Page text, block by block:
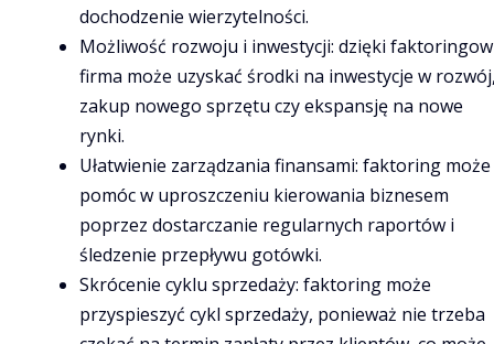
dochodzenie wierzytelności.
Możliwość rozwoju i inwestycji: dzięki
firma może uzyskać środki na inwestycje w
zakup nowego sprzętu czy ekspansję na nowe
rynki.
Ułatwienie zarządzania finansami: faktoring może
pomóc w uproszczeniu kierowania biznesem
poprzez dostarczanie regularnych raportów i
śledzenie przepływu gotówki.
Skrócenie cyklu sprzedaży: faktoring może
przyspieszyć cykl sprzedaży, ponieważ nie trzeba